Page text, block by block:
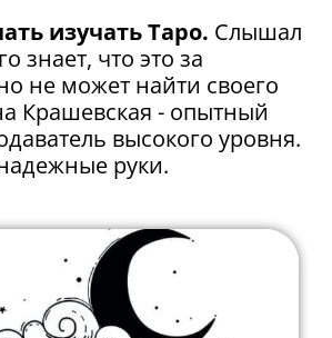
изучать Таро. Слышал
знает, что это за
не может найти своего
Крашевская - опытный
высокого уровня.
руки.